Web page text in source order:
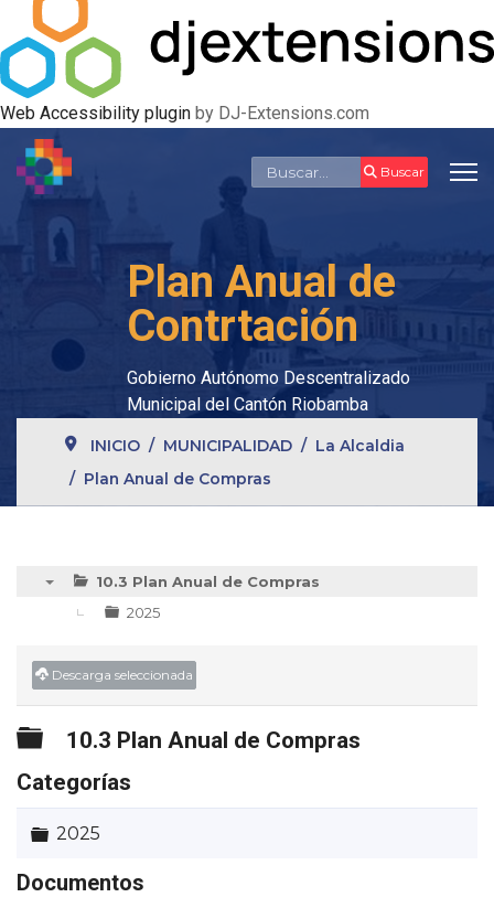
Web Accessibility plugin by DJ-Extensions.com
Buscar Buscar
Plan Anual de
Contrtación
Gobierno Autónomo Descentralizado
Municipal del Cantón Riobamba
INICIO MUNICIPALIDAD
La Alcaldia
Plan Anual de Compras
10.3 Plan Anual de Compras
2025
Descarga seleccionada
Carpeta
10.3 Plan Anual de Compras
Categorías
Carpeta
2025
Documentos